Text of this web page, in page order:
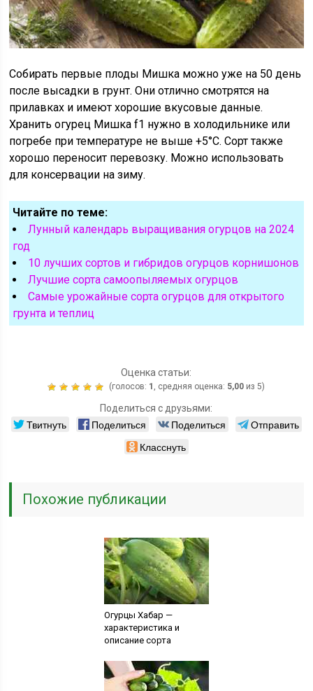
Собирать первые плоды Мишка можно уже на 50 день
после высадки в грунт. Они отлично смотрятся на
прилавках и имеют хорошие вкусовые данные.
Хранить огурец Мишка f1 нужно в холодильнике или
погребе при температуре не выше +5°С. Сорт также
хорошо переносит перевозку. Можно использовать
для консервации на зиму.
Читайте по теме:
Лунный календарь выращивания огурцов на 2024
год
10 лучших сортов и гибридов огурцов корнишонов
Лучшие сорта самоопыляемых огурцов
Самые урожайные сорта огурцов для открытого
грунта и теплиц
Оценка статьи:
(голосов: 1 , средняя оценка: 5,00 из 5)
Поделиться с друзьями:
Твитнуть Поделиться Поделиться
Отправить
Класснуть
Похожие публикации
Огурцы Хабар —
характеристика и
описание сорта